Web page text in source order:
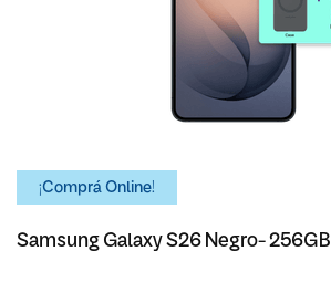
¡Comprá Online!
Samsung Galaxy S26 Negro- 256GB